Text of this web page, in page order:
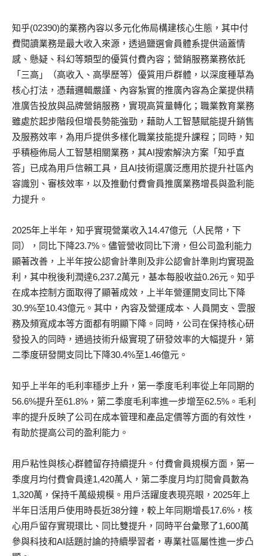
知乎(02390)的業務內容以多元化佈局構建核心生態，其中付
費閱讀業務是最大收入來源，透過鹽選會員體系提供涵蓋情
感、懸疑、科幻等類型的優質付費內容；營銷服務業務依託
「三高」（高收入、高學歷等）優質用戶群體，以深度種草為
核心打法，憑藉邏輯嚴謹、內容紮實的推廣內容為企業提供精
准廣告投放與品牌營銷服務，實現高質量轉化；職業教育業務
雖處於起步階段但增長勢能強勁，藉助人工智慧賦能提升銷售
及服務效率，為用戶提供多樣化職業技能提升課程；同時，知
乎積極佈局人工智慧相關業務，其AI搜索解決方案「知乎直
答」已成為用戶信賴工具，且AI技術還廣泛應用於提升社區內
容識別、審核效率，以及推動付費會員推廣業務增長與盈利能
力提升。
2025年上半年，知乎實現營業收入14.47億元（人民幣，下
同），同比下降23.7%。儘管營收同比下滑，但公司盈利能力
顯著改善，上半年按公認會計準則及非公認會計準則均實現盈
利，其中稅後利潤達6,237.2萬元，基本每股收益0.26元。知乎
在成本控制方面取得了顯著成效，上半年營運開支同比下降
30.9%至10.43億元。其中，內容及營運成本、人員開支、雲服
務及頻寬成本等方面都有明顯下降。同時，公司在保持核心研
發投入的同時，通過技術升級實現了研發效率的大幅提升，第
二季度研發開支同比下降30.4%至1.46億元。
知乎上半年的毛利率穩步上升，第一季度毛利率從上年同期的
56.6%提升至61.8%，第二季度毛利率進一步增至62.5%。毛利
率的提升反映了公司在成本管理和產品定價等方面的有效性，
有助於提高公司的盈利能力。
用戶粘性與核心群體留存持續提升。付費會員規模方面，第一
季度月均付費會員達1,420萬人，第二季度月均訂閱會員數為
1,320萬，保持千萬級規模。用戶活躍度表現亮眼，2025年上
半年日活用戶使用時長近38分鐘，較上年同期增長17.6%，核
心用戶留存實現環比、同比雙提升，同時平台彙聚了1,600萬
參與科技和AI話題討論的持續學習者，專業社區屬性進一步凸